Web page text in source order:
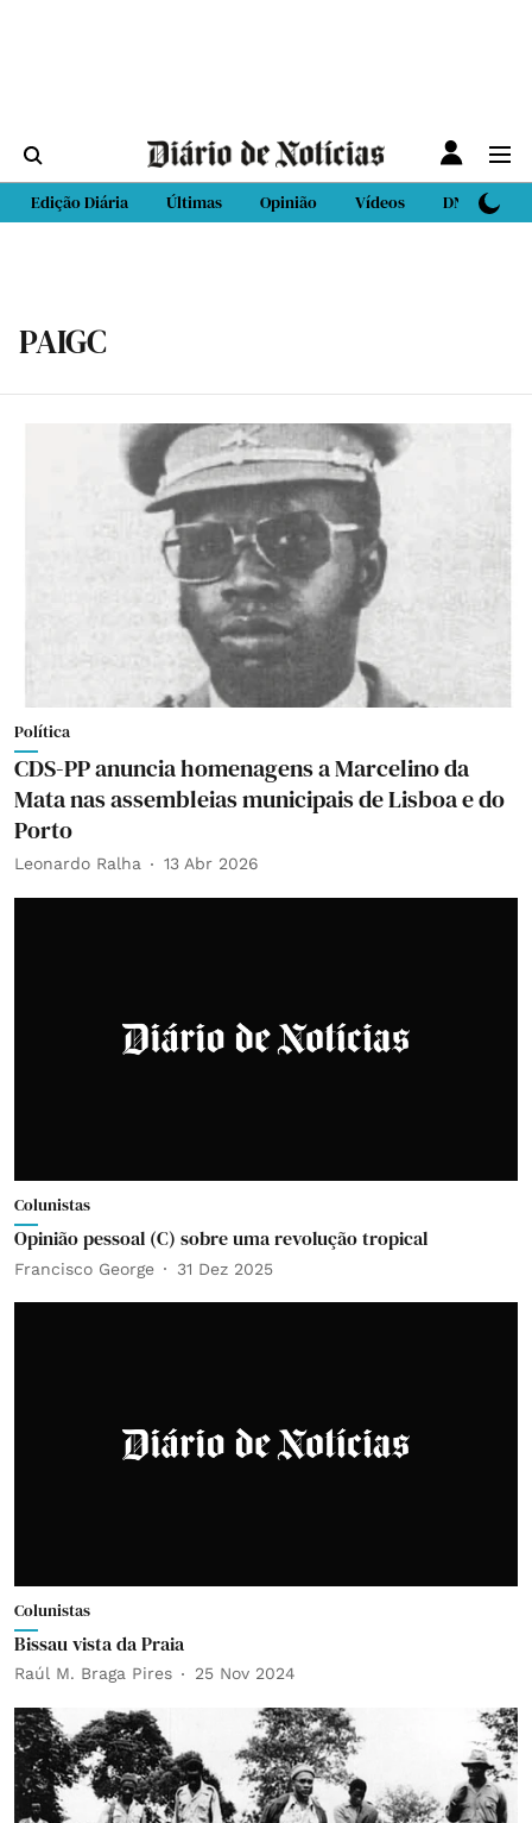
Edição Diária Últimas Opinião Vídeos DN Sport
PAIGC
Política
CDS-PP anuncia homenagens a Marcelino da
Mata nas assembleias municipais de Lisboa e do
Porto
Leonardo Ralha 13 Abr 2026
Colunistas
Opinião pessoal (C) sobre uma revolução tropical
Francisco George 31 Dez 2025
Colunistas
Bissau vista da Praia
Raúl M. Braga Pires 25 Nov 2024